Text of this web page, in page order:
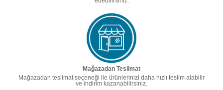
Mağazadan Teslimat
Mağazadan teslimat seçeneği ile ürünlerinizi daha hızlı teslim alabilir
ve indirim kazanabilirsiniz.